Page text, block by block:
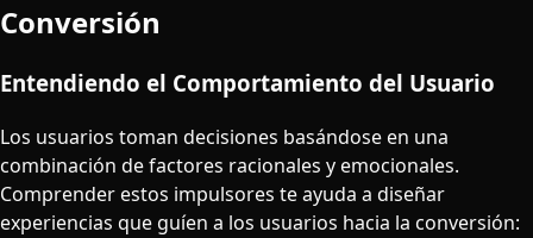
Conversión
Entendiendo el Comportamiento del Usuario
Los usuarios toman decisiones basándose en una
combinación de factores racionales y emocionales.
Comprender estos impulsores te ayuda a diseñar
experiencias que guíen a los usuarios hacia la conversión: